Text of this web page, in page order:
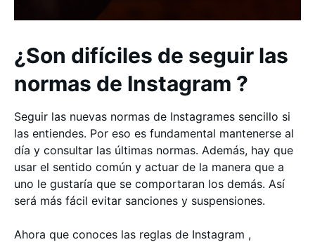
¿Son difíciles de seguir las
normas de Instagram ?
Seguir las nuevas normas de Instagrames sencillo si
las entiendes. Por eso es fundamental mantenerse al
día y consultar las últimas normas. Además, hay que
usar el sentido común y actuar de la manera que a
uno le gustaría que se comportaran los demás. Así
será más fácil evitar sanciones y suspensiones.
Ahora que conoces las reglas de Instagram ,